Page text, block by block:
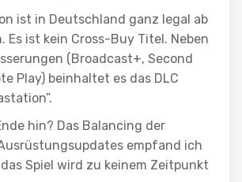
ist in Deutschland ganz legal ab
Es ist kein Cross-Buy Titel. Neben
(Broadcast+, Second
Play) beinhaltet es das DLC
hin? Das Balancing der
empfand ich
Spiel wird zu keinem Zeitpunkt